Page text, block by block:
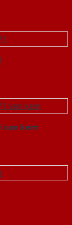
van kem